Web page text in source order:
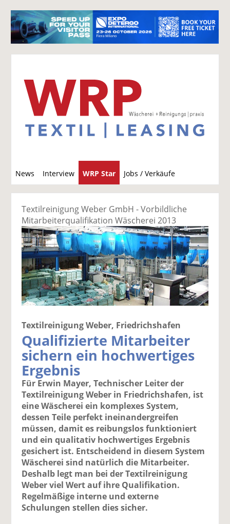
News Interview WRP Star Jobs / Verkäufe
u
c
Textilreinigung Weber GmbH - Vorbildliche
Mitarbeiterqualifikation Wäscherei 2013
Textilreinigung Weber, Friedrichshafen
Qualifizierte Mitarbeiter
sichern ein hochwertiges
Ergebnis
Für Erwin Mayer, Technischer Leiter der
Textilreinigung Weber in Friedrichshafen, ist
eine Wäscherei ein komplexes System,
dessen Teile perfekt ineinandergreifen
müssen, damit es reibungslos funktioniert
und ein qualitativ hochwertiges Ergebnis
gesichert ist. Entscheidend in diesem System
Wäscherei sind natürlich die Mitarbeiter.
Deshalb legt man bei der Textilreinigung
Weber viel Wert auf ihre Qualifikation.
Regelmäßige interne und externe
Schulungen stellen dies sicher.